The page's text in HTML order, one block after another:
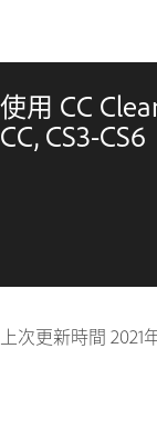
使用 CC
CC, CS3-CS6
上次更新時間 2021